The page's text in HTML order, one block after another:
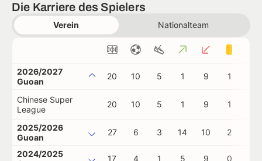
Die Karriere des Spielers
Verein Nationalteam
2026/2027
Guoan
20 10 5 1 9 1
Chinese Super
League
20 10 5 1 9 1
2025/2026
Guoan
27 6 3 14 10 2
2024/2025
17 4 1 5 9 0